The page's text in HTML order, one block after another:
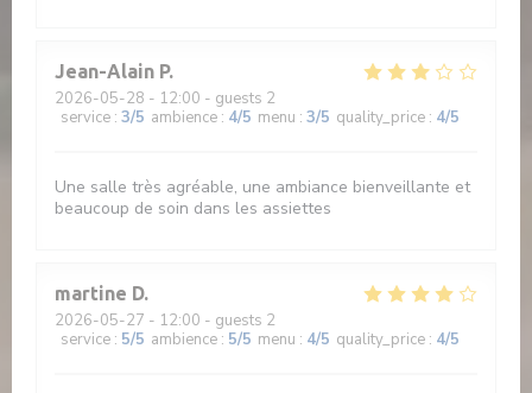
Jean-Alain P
2026-05-28 - 12:00 - guests 2
service : 3/5 ambience : 4/5 menu : 3/5 quality_price : 4/5
Une salle très agréable, une ambiance bienveillante et
beaucoup de soin dans les assiettes
martine D
2026-05-27 - 12:00 - guests 2
service : 5/5 ambience : 5/5 menu : 4/5 quality_price : 4/5